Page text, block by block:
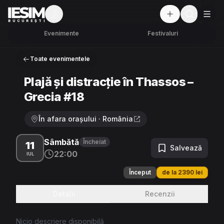
BUCUREȘTI Mod întunecat
Evenimente Festivaluri
Toate evenimentele
Plajă și distracție în Thassos –
Grecia #18
În afara orașului · România
11
IUL
Sâmbătă Încheiat
22:00
Salvează
Început de la 2390 lei
Recenzii
Nicio descriere disponibilă